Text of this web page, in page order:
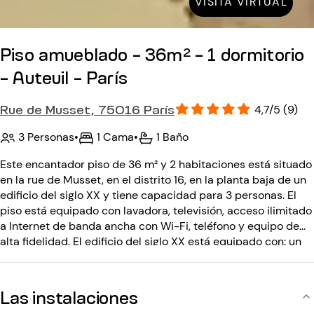
Piso amueblado - 36m² - 1 dormitorio
- Auteuil - París
Rue de Musset, 75016 París
4,7/5 (9)
3 Personas• 1 Cama•
1 Baño
Este encantador piso de 36 m² y 2 habitaciones está situado
en la rue de Musset, en el distrito 16, en la planta baja de un
edificio del siglo XX y tiene capacidad para 3 personas. El
piso está equipado con lavadora, televisión, acceso ilimitado
a Internet de banda ancha con Wi-Fi, teléfono y equipo de
alta fidelidad. El edificio del siglo XX está equipado con: un
Las instalaciones